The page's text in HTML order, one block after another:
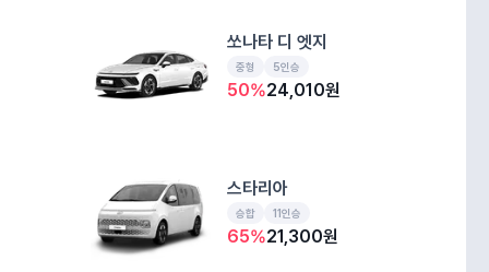
쏘나타 디 엣지
중형 5인승
50%24,010원
스타리아
승합 11인승
65%21,300원